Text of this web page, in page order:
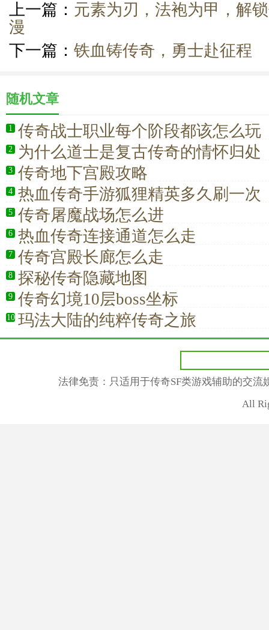
上一篇： 元素为刃，法袍为甲，解
漫
下一篇： 铁血铸传奇，勇士赴征程
随机文章
1 传奇战士职业每个阶段都该怎么玩
2 为什么道士是复古传奇的情怀归处
3 传奇地下宫殿攻略
4 热血传奇手游狐狸精英多久刷一次
5 传奇屠魔战场怎么进
6 热血传奇连接通道怎么走
7 传奇宫殿长廊怎么走
8 探秘传奇隐藏地图
9 传奇幻境10层boss坐标
10 玛法大陆的纯粹传奇之旅
法律免责：只适用于传奇SF类游戏辅助的交
All